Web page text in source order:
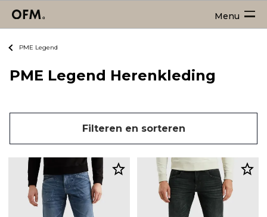
Menu
PME Legend
PME Legend Herenkleding
Filteren en sorteren